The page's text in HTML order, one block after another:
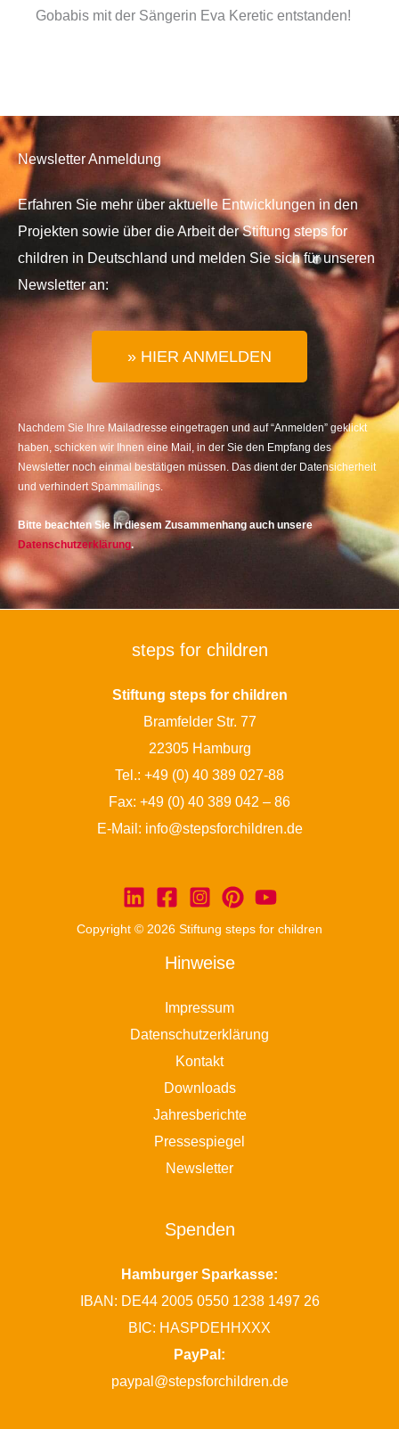
Gobabis mit der Sängerin Eva Keretic entstanden!
Newsletter Anmeldung
Erfahren Sie mehr über aktuelle Entwicklungen in den
Projekten sowie über die Arbeit der Stiftung steps for
children in Deutschland und melden Sie sich für unseren
Newsletter an:
» HIER ANMELDEN
Nachdem Sie Ihre Mailadresse eingetragen und auf “Anmelden” geklickt
haben, schicken wir Ihnen eine Mail, in der Sie den Empfang des
Newsletter noch einmal bestätigen müssen. Das dient der Datensicherheit
und verhindert Spammailings.
Bitte beachten Sie in diesem Zusammenhang auch unsere
Datenschutzerklärung.
steps for children
Stiftung steps for children
Bramfelder Str. 77
22305 Hamburg
Tel.: +49 (0) 40 389 027-88
Fax: +49 (0) 40 389 042 – 86
E-Mail: info@stepsforchildren.de
Copyright © 2026 Stiftung steps for children
Hinweise
Impressum
Datenschutzerklärung
Kontakt
Downloads
Jahresberichte
Pressespiegel
Newsletter
Spenden
Hamburger Sparkasse:
IBAN: DE44 2005 0550 1238 1497 26
BIC: HASPDEHHXXX
PayPal:
paypal@stepsforchildren.de